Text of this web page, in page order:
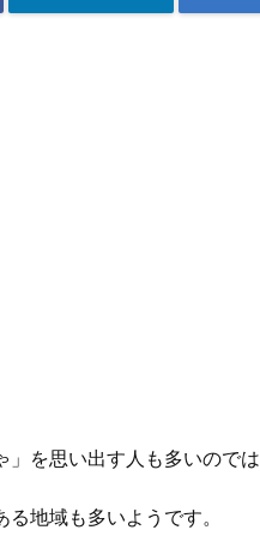
を思い出す人も多いのでは
地域も多いようです。